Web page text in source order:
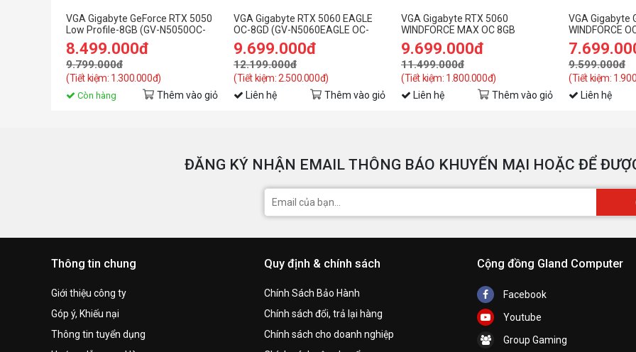
VGA Gigabyte GeForce RTX 5050
Low Profile-8GB (GV-N5050OC-
8GL) GDDR6
8.499.000đ
9.799.000đ
(Tiết kiệm: 1.300.000đ)
Còn hàng Thêm vào giỏ
VGA Gigabyte RTX 5060 EAGLE
OC-8GD (GV-N5060EAGLE OC-
8GD)
9.699.000đ
12.199.000đ
(Tiết kiệm: 2.500.000đ)
Liên hệ Thêm vào giỏ
VGA Gigabyte RTX 5060
WINDFORCE MAX OC 8GB
9.699.000đ
11.499.000đ
(Tiết kiệm: 1.800.000đ)
Liên hệ Thêm vào giỏ
VGA Gigabyte
WINDFORCE
N5050WF2OC-
9.599.000đ
(Tiết kiệm:
Liên hệ
ĐĂNG KÝ NHẬN EMAIL THÔNG BÁO KHUYẾN MẠI HOẶC ĐỂ
Thông tin chung
Giới thiệu công ty
Góp ý, Khiếu nại
Thông tin tuyển dụng
Quy định & chính sách
Chính Sách Bảo Hành
Chính sách đổi, trả lại hàng
Chính sách cho doanh nghiệp
Cộng đồng Gland Computer
Facebook
Youtube
Group Gaming